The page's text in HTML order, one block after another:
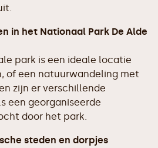
in het Nationaal Park De Alde
park is een ideale locatie
of een natuurwandeling met
zijn er verschillende
een georganiseerde
door het park.
steden en dorpjes